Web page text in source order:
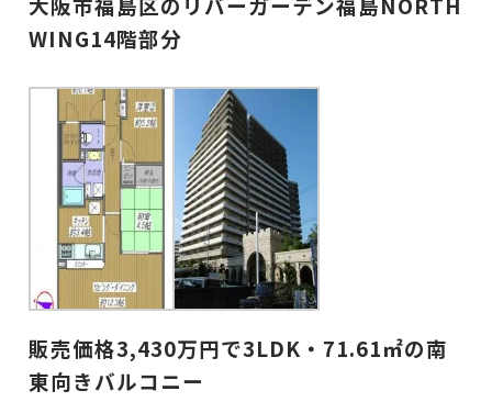
WING14階部分
販売価格3,430万円で3LDK・71.61㎡の南
東向きバルコニー